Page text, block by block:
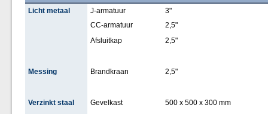
Licht metaal
J-armatuur
3"
CC-armatuur
2,5"
Afsluitkap
2,5"
Messing Brandkraan 2,5"
Verzinkt staal Gevelkast
500 x 500 x 300 mm